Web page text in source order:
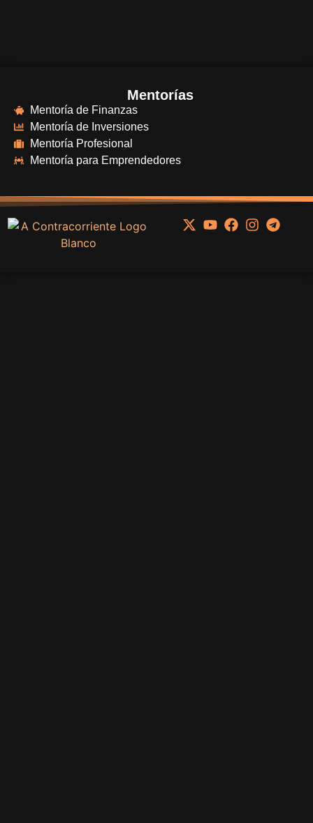
Mentorías
Mentoría de Finanzas
Mentoría de Inversiones
Mentoría Profesional
Mentoría para Emprendedores